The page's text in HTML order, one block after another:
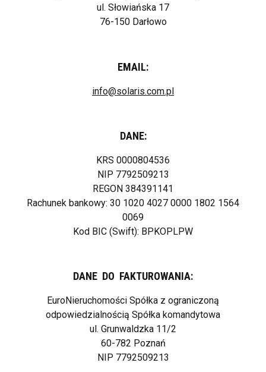
ul. Słowiańska 17
76-150 Darłowo
EMAIL:
info@solaris.com.pl
DANE:
KRS 0000804536
NIP 7792509213
REGON 384391141
Rachunek bankowy: 30 1020 4027 0000 1802 1564
0069
Kod BIC (Swift): BPKOPLPW
DANE DO FAKTUROWANIA:
EuroNieruchomości Spółka z ograniczoną
odpowiedzialnością Spółka komandytowa
ul. Grunwaldzka 11/2
60-782 Poznań
NIP 7792509213